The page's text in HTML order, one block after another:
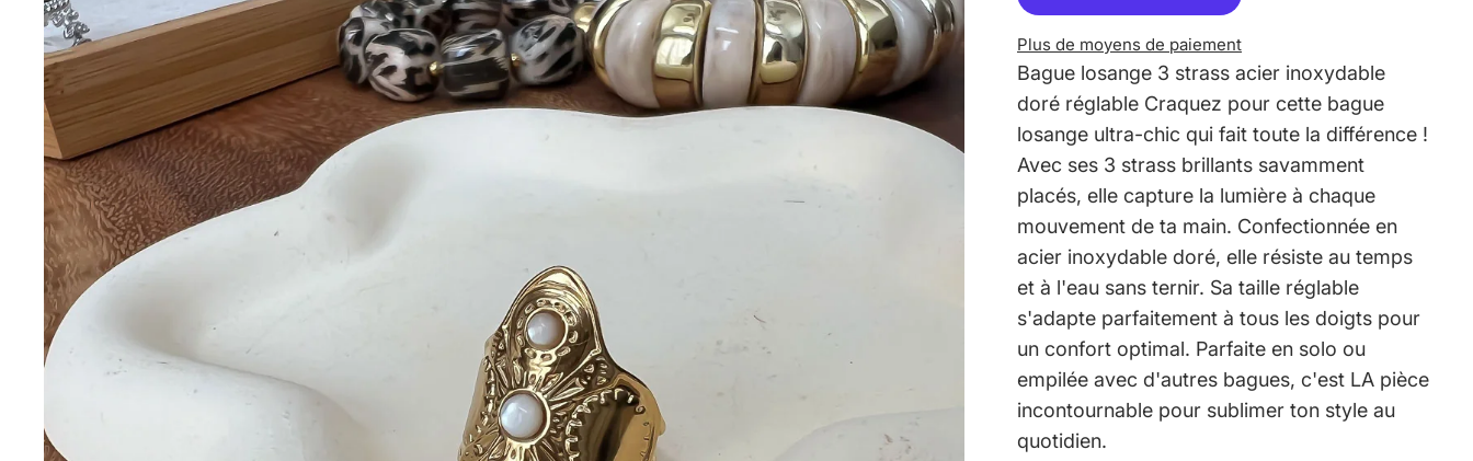
Plus de moyens de paiement
Bague losange 3 strass acier inoxydable
doré réglable Craquez pour cette bague
losange ultra-chic qui fait toute la différence !
Avec ses 3 strass brillants savamment
placés, elle capture la lumière à chaque
mouvement de ta main. Confectionnée en
acier inoxydable doré, elle résiste au temps
et à l'eau sans ternir. Sa taille réglable
s'adapte parfaitement à tous les doigts pour
un confort optimal. Parfaite en solo ou
empilée avec d'autres bagues, c'est LA pièce
incontournable pour sublimer ton style au
quotidien.